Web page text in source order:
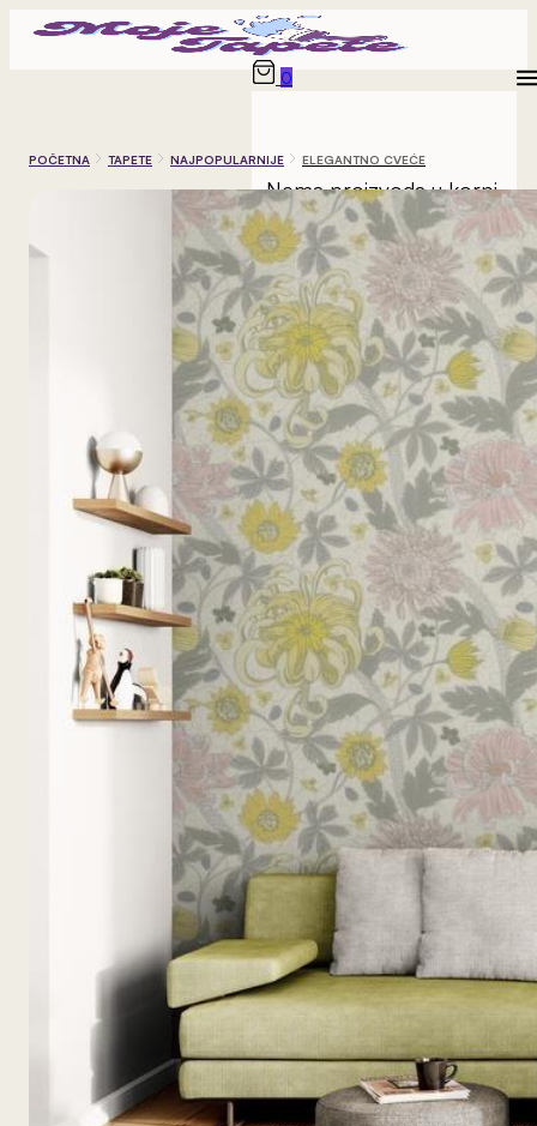
0
Nema proizvoda u korpi.
POČETNA TAPETE NAJPOPULARNIJE ELEGANTNO CVEĆE